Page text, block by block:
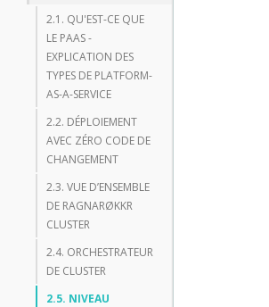
2.1. QU'EST-CE QUE
LE PAAS -
EXPLICATION DES
TYPES DE PLATFORM-
AS-A-SERVICE
2.2. DÉPLOIEMENT
AVEC ZÉRO CODE DE
CHANGEMENT
2.3. VUE D’ENSEMBLE
DE RAGNARØKKR
CLUSTER
2.4. ORCHESTRATEUR
DE CLUSTER
2.5. NIVEAU